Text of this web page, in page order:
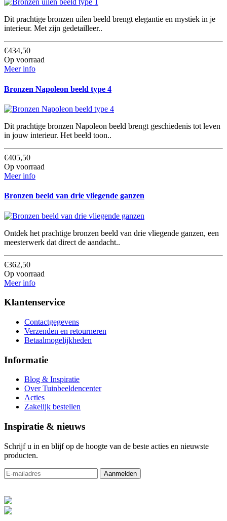
Dit prachtige bronzen uilen beeld brengt elegantie en mystiek in je
interieur. Met zijn gedetailleer..
€434,50
Op voorraad
Meer info
Bronzen Napoleon beeld type 4
Dit prachtige bronzen Napoleon beeld brengt geschiedenis tot leven
in jouw interieur. Het beeld toon..
€405,50
Op voorraad
Meer info
Bronzen beeld van drie vliegende ganzen
Ontdek het prachtige bronzen beeld van drie vliegende ganzen, een
meesterwerk dat direct de aandacht..
€362,50
Op voorraad
Meer info
Klantenservice
Contactgegevens
Verzenden en retourneren
Betaalmogelijkheden
Informatie
Blog & Inspiratie
Over Tuinbeeldencenter
Acties
Zakelijk bestellen
Inspiratie & nieuws
Schrijf u in en blijf op de hoogte van de beste acties en nieuwste
producten.
Aanmelden